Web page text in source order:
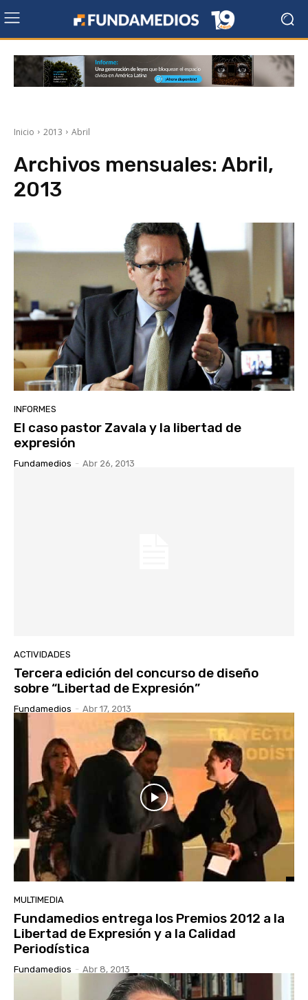
Inicio 2013 Abril
Archivos mensuales: Abril,
2013
INFORMES
El caso pastor Zavala y la libertad de
expresión
Fundamedios - Abr 26, 2013
ACTIVIDADES
Tercera edición del concurso de diseño
sobre “Libertad de Expresión”
Fundamedios - Abr 17, 2013
MULTIMEDIA
Fundamedios entrega los Premios 2012 a la
Libertad de Expresión y a la Calidad
Periodística
Fundamedios - Abr 8, 2013